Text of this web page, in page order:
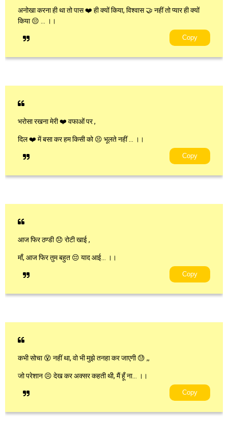
अनोखा करना ही था तो पास ❤️ ही क्यों किया, विश्वास 🤝 नहीं तो प्यार ही क्यों
किया 😔 … ।।
Copy
भरोसा रखना मेरी ❤️ वफाओं पर ,
दिल ❤️ में बसा कर हम किसी को 😣 भूलते नहीं … ।।
Copy
आज फिर ठण्डी 😞 रोटी खाई ,
माँ, आज फिर तुम बहुत 😔 याद आई… ।।
Copy
कभी सोचा 😵 नहीं था, वो भी मुझे तनहा कर जाएगी 😓 ,,
जो परेशान 😣 देख कर अक्सर कहती थी, मैं हूँ ना… ।।
Copy